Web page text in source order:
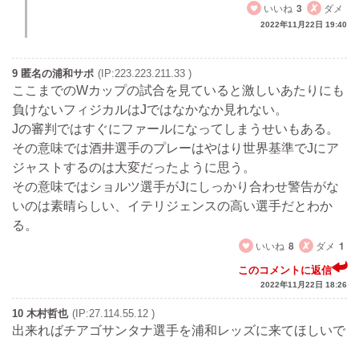
いいね 3 ダメ
2022年11月22日 19:40
9 匿名の浦和サポ (IP:223.223.211.33 )
ここまでのWカップの試合を見ていると激しいあたりにも
負けないフィジカルはJではなかなか見れない。
Jの審判ではすぐにファールになってしまうせいもある。
その意味では酒井選手のプレーはやはり世界基準でJにア
ジャストするのは大変だったように思う。
その意味ではショルツ選手がJにしっかり合わせ警告がな
いのは素晴らしい、イテリジェンスの高い選手だとわか
る。
いいね 8 ダメ 1
このコメントに返信
2022年11月22日 18:26
10 木村哲也 (IP:27.114.55.12 )
出来ればチアゴサンタナ選手を浦和レッズに来てほしいで